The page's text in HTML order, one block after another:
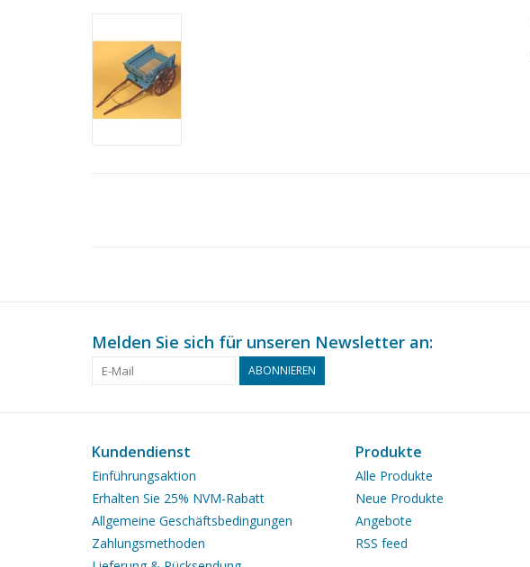
Melden Sie sich für unseren Newsletter an:
ABONNIEREN
Kundendienst
Einführungsaktion
Erhalten Sie 25% NVM-Rabatt
Allgemeine Geschäftsbedingungen
Zahlungsmethoden
Produkte
Alle Produkte
Neue Produkte
Angebote
RSS feed